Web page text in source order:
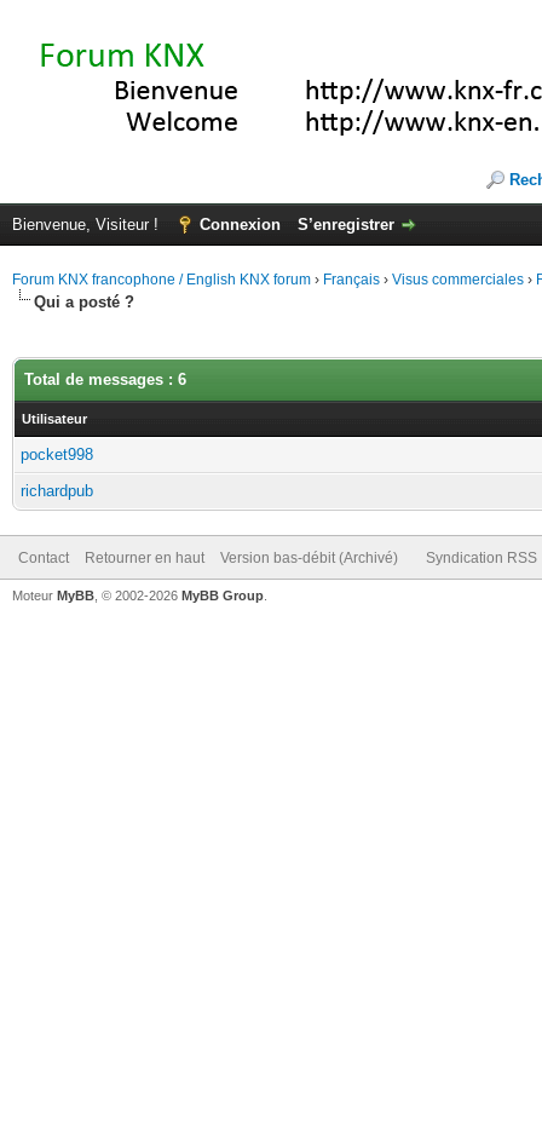
Bienvenue, Visiteur ! Connexion S’enregistrer
Forum KNX francophone / English KNX forum › Français › Visus commerciales ›
Qui a posté ?
Total de messages : 6
Utilisateur
pocket998
richardpub
Contact Retourner en haut Version bas-débit (Archivé) Syndication RSS
Moteur MyBB , © 2002-2026 MyBB Group